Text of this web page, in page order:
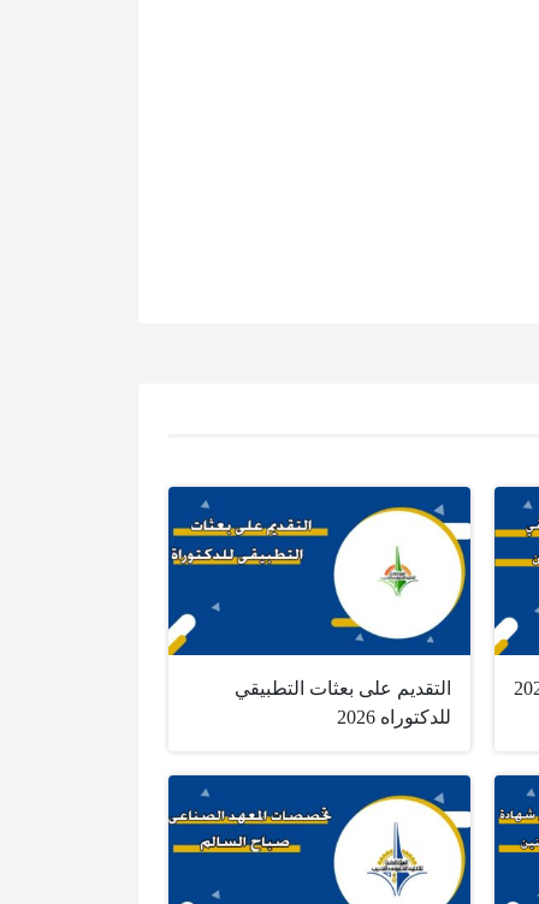
للمستجدين 2025
التقديم على بعثات التطبيقي
للدكتوراه 2026